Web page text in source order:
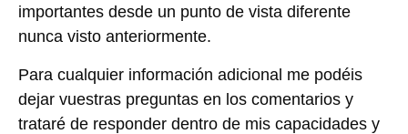
importantes desde un punto de vista diferente
nunca visto anteriormente.
Para cualquier información adicional me podéis
dejar vuestras preguntas en los comentarios y
trataré de responder dentro de mis capacidades y